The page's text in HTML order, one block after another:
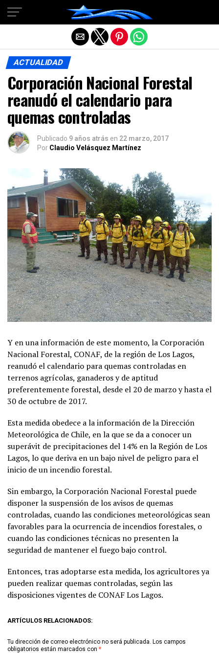
ACTUALIDAD
Corporación Nacional Forestal
reanudó el calendario para
quemas controladas
Publicado 9 años atrás en 22 marzo, 2017
Por Claudio Velásquez Martínez
Y en una información de este momento, la Corporación
Nacional Forestal, CONAF, de la región de Los Lagos,
reanudó el calendario para quemas controladas en
terrenos agrícolas, ganaderos y de aptitud
preferentemente forestal, desde el 20 de marzo y hasta el
30 de octubre de 2017.
Esta medida obedece a la información de la Dirección
Meteorológica de Chile, en la que se da a conocer un
superávit de precipitaciones del 14% en la Región de Los
Lagos, lo que deriva en un bajo nivel de peligro para el
inicio de un incendio forestal.
Sin embargo, la Corporación Nacional Forestal puede
disponer la suspensión de los avisos de quemas
controladas, cuando las condiciones meteorológicas sean
favorables para la ocurrencia de incendios forestales, o
cuando las condiciones técnicas no presenten la
seguridad de mantener el fuego bajo control.
Entonces, tras adoptarse esta medida, los agricultores ya
pueden realizar quemas controladas, según las
disposiciones vigentes de CONAF Los Lagos.
ARTÍCULOS RELACIONADOS:
Tu dirección de correo electrónico no será publicada. Los campos
obligatorios están marcados con *
Salir de la versión móvil